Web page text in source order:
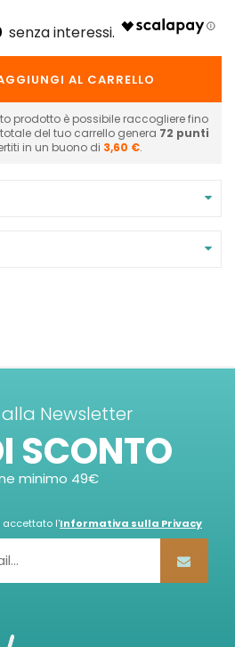
AL CARRELLO
prodotto è possibile raccogliere fino
totale del tuo carrello genera 72 punti
in un buono di 3,60 €.
Newsletter
SCONTO
minimo 49€
accettato l'Informativa sulla Privacy